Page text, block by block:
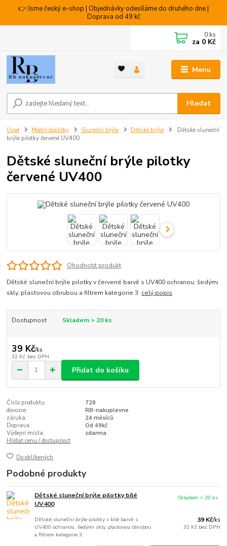
👉 Jsme český e-shop | Objednávky odesíláme do druhého dne |
Doprava od 49 kč
Menu
Hledat
0 ks
za 0 Kč
Úvod Módní doplňky Sluneční brýle Dětské brýle
Dětské sluneční
brýle pilotky červené UV400
Dětské sluneční brýle pilotky
červené UV400
Ohodnotit produkt
Dětské sluneční brýle pilotky v červené barvě s UV400 ochranou, šedými
skly, plastovou obrubou a filtrem kategorie 3. celý popis
Dostupnost Skladem > 20 ks
39 Kč/ks
32 Kč bez DPH
Přidat do košíku
Číslo produktu:
728
dovozce:
RB-nakuplevne
záruka:
24 měsíců
Doprava:
Od 49kč
Výdejní místa:
zdarma
Hlídat cenu / dostupnost
Do oblíbených
Podobné produkty
Dětské sluneční brýle pilotky bílé
UV400
Dětské sluneční brýle pilotky v bílé barvě s
UV400 ochranou, šedými skly, plastovou obrubou
a filtrem kategorie 3.
39 Kč/ks
32 Kč bez DPH
Skladem > 20 ks